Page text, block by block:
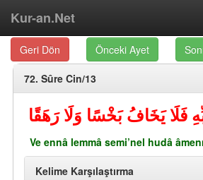
Kur-an.Net
Geri Dön Önceki Ayet
72. Sûre Cin/13
فَلَا يَخَافُ بَخْسًا وَلَا رَهَقًا
Ve ennâ lemmâ semi’nel hudâ
Kelime Karşılaştırma